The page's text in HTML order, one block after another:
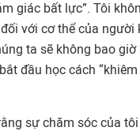
giác bất lực”. Tôi
với cơ thể của
ta sẽ không bao
đầu học cách
sự chăm sóc của